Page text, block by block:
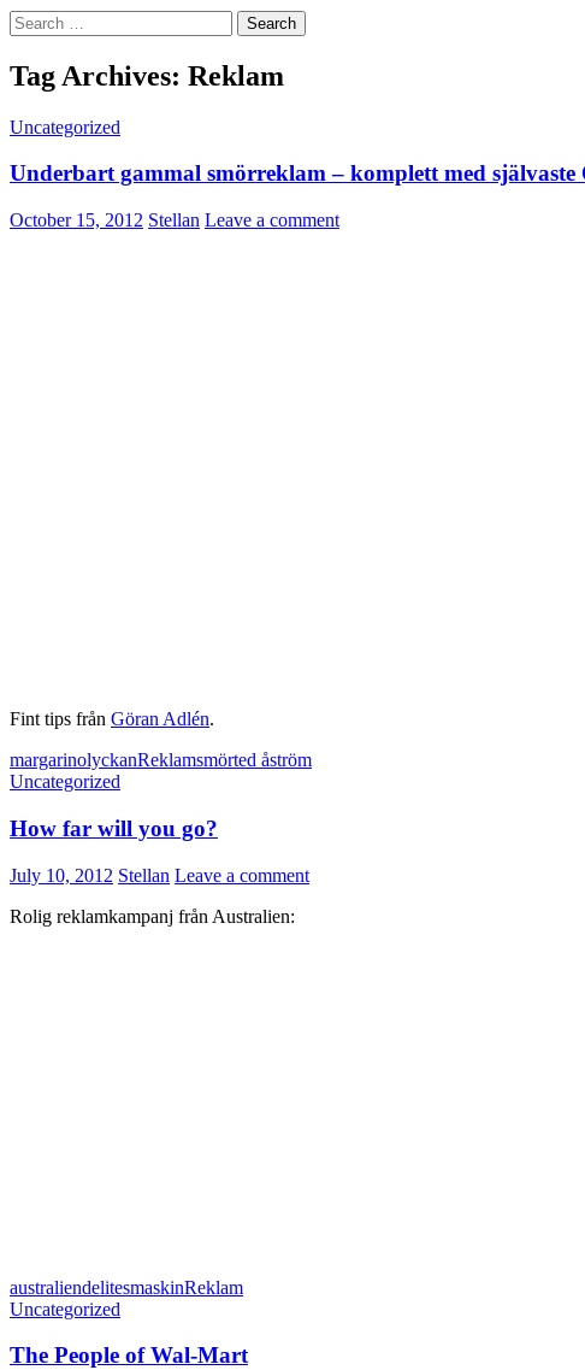
Search
for:
Tag Archives: Reklam
Uncategorized
Underbart gammal smörreklam – komplett med självaste
October 15, 2012 Stellan Leave a comment
Fint tips från Göran Adlén.
margarinolyckanReklamsmörted åström
Uncategorized
How far will you go?
July 10, 2012 Stellan Leave a comment
Rolig reklamkampanj från Australien:
australiendelitesmaskinReklam
Uncategorized
The People of Wal-Mart